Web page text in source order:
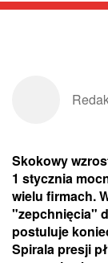
Skokowy
1 stycznia
wielu firmach.
"zepchnięcia"
postuluje
Spirala presji